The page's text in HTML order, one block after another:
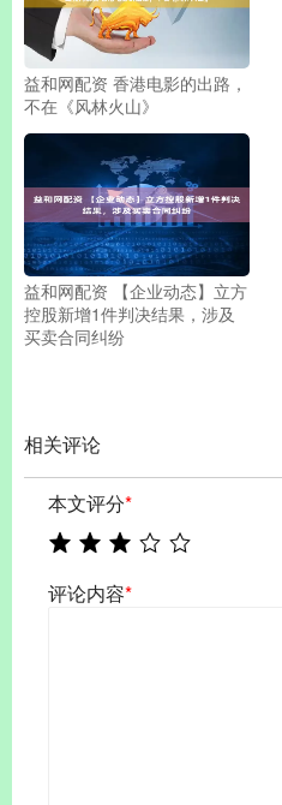
益和网配资 香港电影的出路，
不在《风林火山》
益和网配资 【企业动态】立方
控股新增1件判决结果，涉及
买卖合同纠纷
相关评论
本文评分*
评论内容*